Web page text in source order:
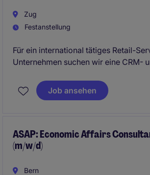
Zug
Festanstellung
Für ein international tätiges Retail-
Unternehmen suchen wir eine CRM-
Fokus. Sie verantworten lokale CRM-
entwickeln Kundenjourneys weiter
Zusammenarbeit mit Sales, Retail
Care.
Job ansehen
ASAP: Economic Affairs
(m/w/d)
Bern